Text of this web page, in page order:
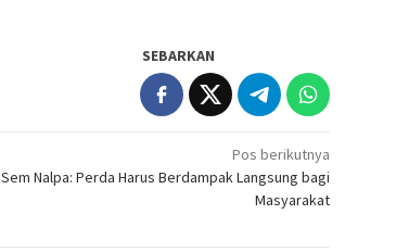
SEBARKAN
Pos berikutnya
Sem Nalpa: Perda Harus Berdampak Langsung bagi
Masyarakat